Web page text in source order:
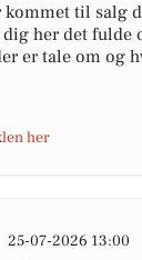
til salg
her det fulde
er tale om og
her
25-07-2026 13:00